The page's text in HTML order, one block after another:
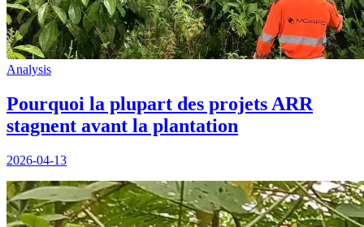
Analysis
Pourquoi la plupart des projets ARR
stagnent avant la plantation
2026-04-13